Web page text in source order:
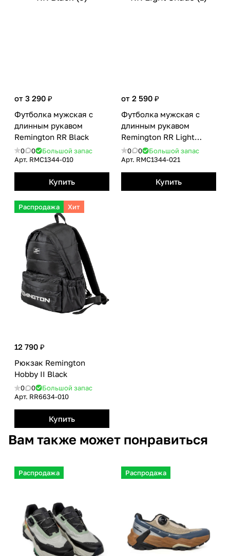
от 3 290 ₽
Футболка мужская с
длинным рукавом
Remington RR Вlack
0 0
Большой запас
Арт. RMС1344-010
Купить
от 2 590 ₽
Футболка мужская с
длинным рукавом
Remington RR Light
Shade
0 0
Большой запас
Арт. RMС1344-021
Купить
Распродажа Хит
12 790 ₽
Рюкзак Remington
Hobby II Black
0 0
Большой запас
Арт. RR6634-010
Купить
Вам также может понравиться
Распродажа Распродажа